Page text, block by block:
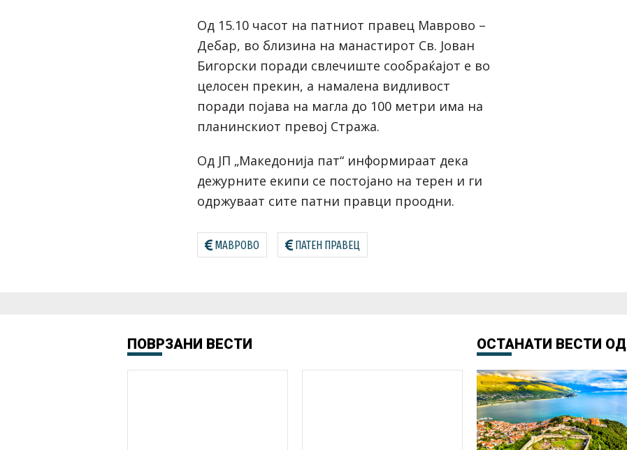
Од 15.10 часот на патниот правец Маврово –
Дебар, во близина на манастирот Св. Јован
Бигорски поради свлечиште сообраќајот е во
целосен прекин, а намалена видливост
поради појава на магла до 100 метри има на
планинскиот превој Стража.
Од ЈП „Македонија пат“ информираат дека
дежурните екипи се постојано на терен и ги
одржуваат сите патни правци проодни.
МАВРОВО ПАТЕН ПРАВЕЦ
ПОВРЗАНИ ВЕСТИ ОСТАНАТИ ВЕСТИ ОД